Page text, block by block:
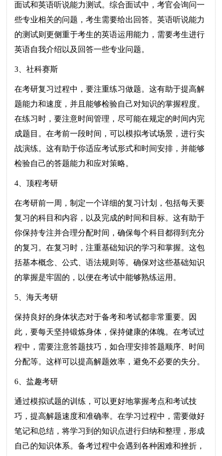
面试和英语听说能力测试。综合面试中，考官会询问一
些专业相关的问题，考生需要给出回答。英语听说能力
的测试则更侧重于考生的英语运用能力，需要考生进行
英语自我介绍以及回答一些专业问题。
3、社科赛斯
在考研复习过程中，要注重练习做题。这有助于提高解
题能力和速度，并且能够检验自己对知识的掌握程度。
在练习时，要注意时间管理，尽可能在规定的时间内完
成题目。在考前一段时间，可以模拟考试场景，进行实
战演练。这有助于你适应考试形式和时间安排，并能够
检验自己的答题能力和应对策略。
4、顶程考研
在考研前一周，制定一个详细的复习计划，包括每天要
复习的科目和内容，以及完成的时间和目标。这有助于
你保持专注并合理分配时间，确保每个科目都得到充分
的复习。在复习时，注重基础知识的学习和掌握。这包
括基本概念、公式、语法规则等。确保对这些基础知识
的掌握是牢固的，以便在考试中能够熟练运用。
5、海天考研
保持良好的身体状态对于备考和考试都非常重要。因
此，要每天坚持锻炼身体，保持健康的体魄。在考试过
程中，需要注意答题技巧，如合理安排答题顺序、时间
分配等。这样可以提高解题效率，避免不必要的失分。
6、盐趣考研
通过模拟试题的训练，可以更好地掌握考点和考试技
巧，提高解题速度和准确率。在学习过程中，需要做好
笔记和总结，将学习到的知识点进行归纳和整理，形成
自己的知识体系。备考过程中会遇到各种困难和挫折，